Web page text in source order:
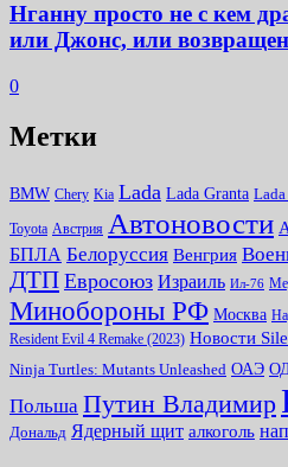
Нганну просто не с кем
или Джонс, или
0
Метки
BMW Chery Kia Lada Lada Granta Lada
Toyota Австрия Автоновости
БПЛА Белоруссия Венгрия
ДТП Евросоюз Израиль Ил-76
Минoбороны РФ Москва
Resident Evil 4 Remake (2023) Новости
Ninja Turtles: Mutants Unleashed ОАЭ
Польша Путин Владимир
Дональд Ядерный щит алкоголь